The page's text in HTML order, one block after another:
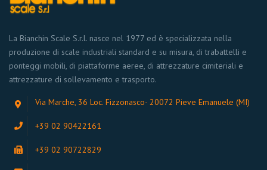
La Bianchin Scale S.r.l. nasce nel 1977 ed è specializzata nella
produzione di scale industriali standard e su misura, di trabattelli e
ponteggi mobili, di piattaforme aeree, di attrezzature cimiteriali e
attrezzature di sollevamento e trasporto.
Via Marche, 36 Loc. Fizzonasco- 20072 Pieve Emanuele (MI)
+39 02 90422161
+39 02 90722829